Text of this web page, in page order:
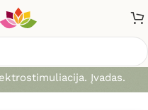
Įvadas.